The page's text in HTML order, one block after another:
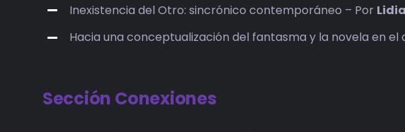
Inexistencia del Otro: sincrónico contemporáneo – Por
Hacia una conceptualización del fantasma y la novela en el
Sección Conexiones